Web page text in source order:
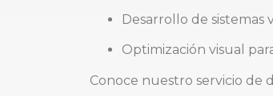
Desarrollo de sistemas
Optimización visual
Conoce nuestro servicio de